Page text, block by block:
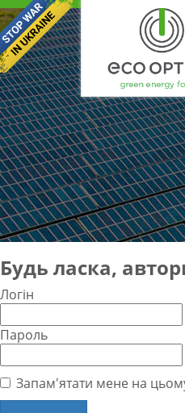
Будь ласка,
Логін
Пароль
Запам'ятати мене на